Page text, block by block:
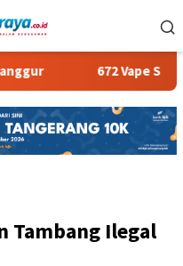
672 Vape Store
Tambang Ilegal